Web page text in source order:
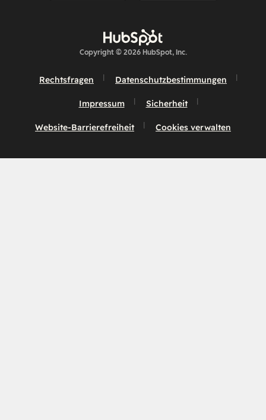
Copyright © 2026 HubSpot, Inc.
Rechtsfragen Datenschutzbestimmungen
Impressum Sicherheit
Website-Barrierefreiheit Cookies verwalten